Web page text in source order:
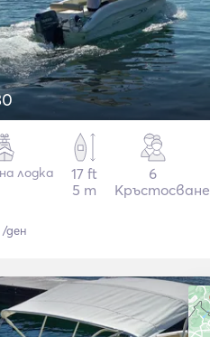
лодка
17 ft
5 m
6
Кръстосване
/ден